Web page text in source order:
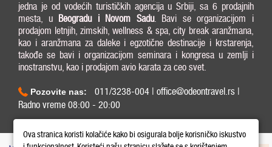
jedna je od vodećih turističkih agencija u Srbiji, sa 6 prodajnih
mesta, u Beogradu i Novom Sadu. Bavi se organizacijom i
prodajom letnjih, zimskih, wellness & spa, city break aranžmana,
kao i aranžmana za daleke i egzotične destinacije i krstarenja,
takođe se bavi i organizacijom seminara i kongresa u zemlji i
inostranstvu, kao i prodajom avio karata za ceo svet.
Pozovite nas:
011/3238-004 | office@odeontravel.rs |
Radno vreme 08:00 - 20:00
Ova stranica koristi kolačiće kako bi osigurala bolje korisničko iskustvo